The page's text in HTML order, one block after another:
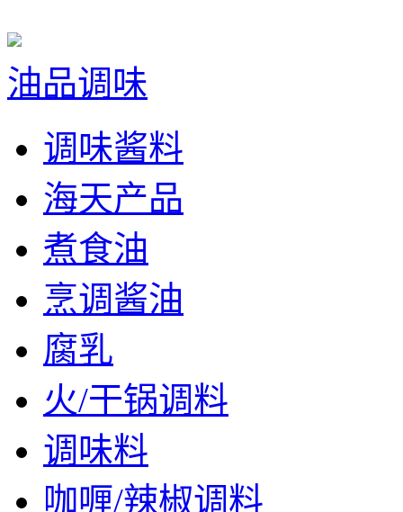
油品调味
调味酱料
海天产品
煮食油
烹调酱油
腐乳
火/干锅调料
调味料
咖喱/辣椒调料